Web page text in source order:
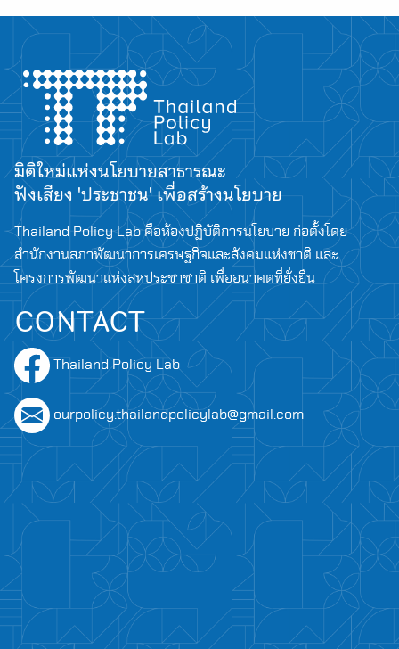
มิติใหม่แห่งนโยบายสาธารณะ
ฟังเสียง 'ประชาชน' เพื่อสร้างนโยบาย
Thailand Policy Lab คือห้องปฏิบัติการนโยบาย ก่อตั้งโดย
สำนักงานสภาพัฒนาการเศรษฐกิจและสังคมแห่งชาติ และ
โครงการพัฒนาแห่งสหประชาชาติ เพื่ออนาคตที่ยั่งยืน
CONTACT
Thailand Policy Lab
ourpolicy.thailandpolicylab@gmail.com